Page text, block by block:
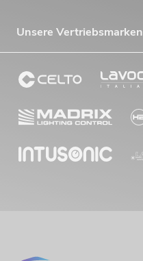
Unsere Vertriebsmarken